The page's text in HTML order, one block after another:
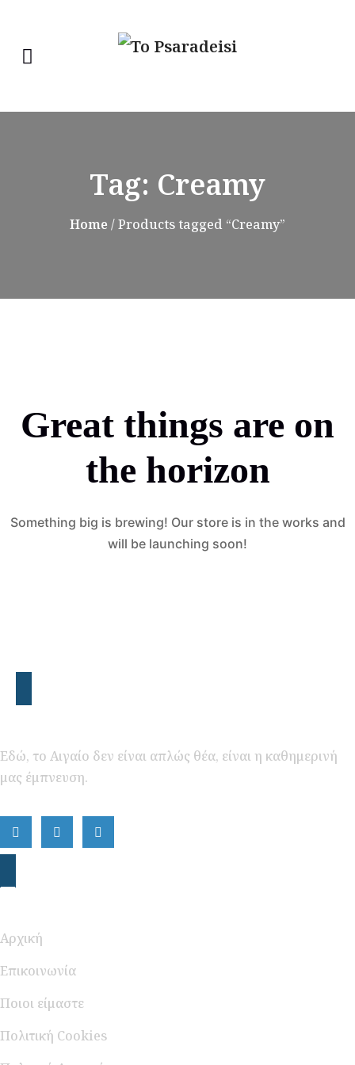
Tag: Creamy
Home / Products tagged “Creamy”
Great things are on
the horizon
Something big is brewing! Our store is in the works and
will be launching soon!
Εδώ, το Αιγαίο δεν είναι απλώς θέα, είναι η καθημερινή
μας έμπνευση.
Περιήγηση
Αρχική
Επικοινωνία
Ποιοι είμαστε
Πολιτική Cookies